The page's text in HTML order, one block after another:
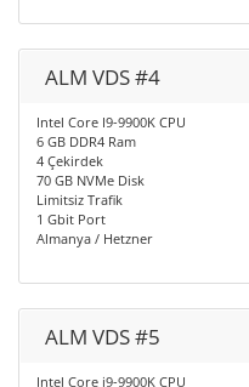
ALM VDS #4
Intel Core I9-9900K CPU
6 GB DDR4 Ram
4 Çekirdek
70 GB NVMe Disk
Limitsiz Trafik
1 Gbit Port
Almanya / Hetzner
ALM VDS #5
Intel Core i9-9900K CPU